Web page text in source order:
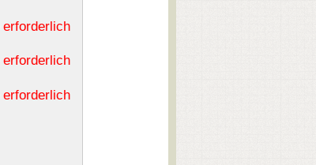
erforderlich
erforderlich
erforderlich